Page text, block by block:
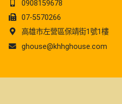
0908159678
07-5570266
高雄市左營區保靖街1號1樓
ghouse@khhghouse.com